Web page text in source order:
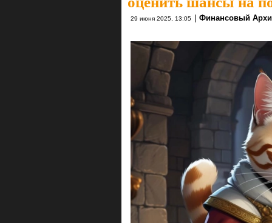
29 июня 2025, 13:05 Финансовый